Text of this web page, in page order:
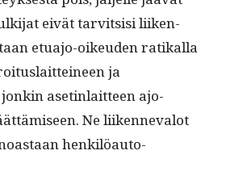
eivät tarvit­sisi liiken­
etu­a­jo-oikeu­den ratikalla
ja
asetinlait­teen ajo­
Ne liiken­neval­ot
henkilöau­to­